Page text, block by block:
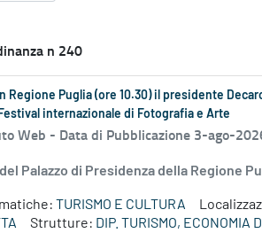
n 240
Regione Puglia (ore 10.30) il presidente
Festival internazionale di Fotografia e Arte
Web - Data di Pubblicazione 3-ago-
Palazzo di Presidenza della Regione
TURISMO E CULTURA
Strutture: DIP. TURISMO, ECONOMIA